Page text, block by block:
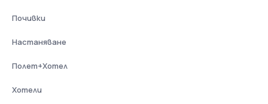
Почивки
Настаняване
Полет+Хотел
Хотели